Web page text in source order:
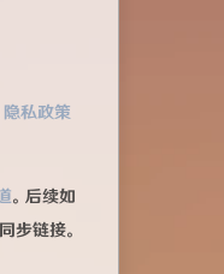
隐私政策
。后续如
步链接。